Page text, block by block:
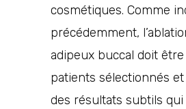
cosmétiques. Comme
précédemment,
adipeux buccal doit
patients sélectionnés
des résultats subtils qui